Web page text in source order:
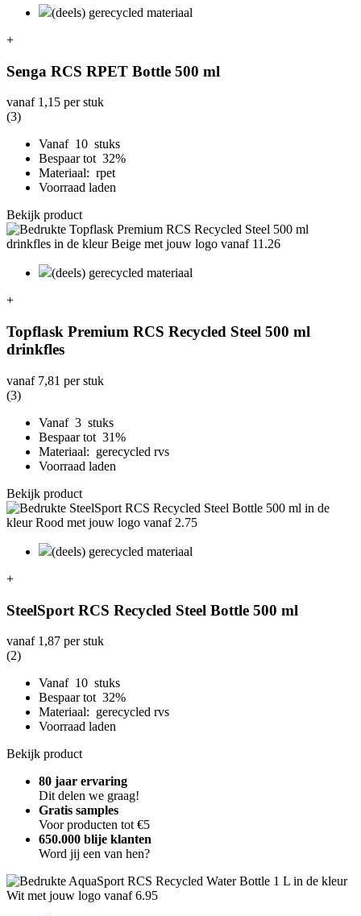
(deels) gerecycled materiaal
+
Senga RCS RPET Bottle 500 ml
vanaf 1,15 per stuk
(3)
Vanaf 10 stuks
Bespaar tot 32%
Materiaal: rpet
Voorraad laden
Bekijk product
(deels) gerecycled materiaal
+
Topflask Premium RCS Recycled Steel 500 ml
drinkfles
vanaf 7,81 per stuk
(3)
Vanaf 3 stuks
Bespaar tot 31%
Materiaal: gerecycled rvs
Voorraad laden
Bekijk product
(deels) gerecycled materiaal
+
SteelSport RCS Recycled Steel Bottle 500 ml
vanaf 1,87 per stuk
(2)
Vanaf 10 stuks
Bespaar tot 32%
Materiaal: gerecycled rvs
Voorraad laden
Bekijk product
80 jaar ervaring
Dit delen we graag!
Gratis samples
Voor producten tot €5
650.000 blije klanten
Word jij een van hen?